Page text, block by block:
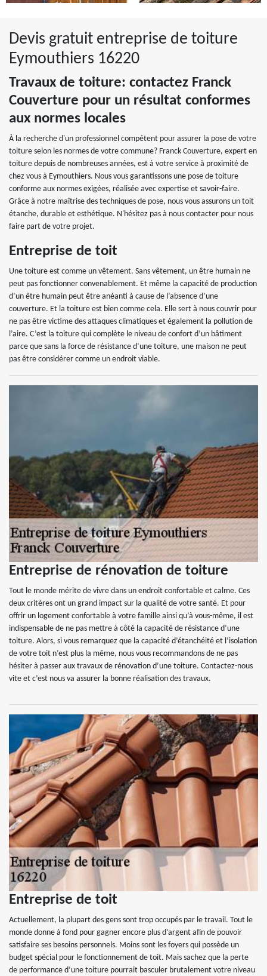
Devis gratuit entreprise de toiture
Eymouthiers 16220
Travaux de toiture: contactez Franck
Couverture pour un résultat conformes
aux normes locales
À la recherche d'un professionnel compétent pour assurer la pose de votre
toiture selon les normes de votre commune? Franck Couverture, expert en
toiture depuis de nombreuses années, est à votre service à proximité de
chez vous à Eymouthiers. Nous vous garantissons une pose de toiture
conforme aux normes exigées, réalisée avec expertise et savoir-faire.
Grâce à notre maîtrise des techniques de pose, nous vous assurons un toit
étanche, durable et esthétique. N'hésitez pas à nous contacter pour nous
faire part de votre projet.
Entreprise de toit
Une toiture est comme un vêtement. Sans vêtement, un être humain ne
peut pas fonctionner convenablement. Et même la capacité de production
d’un être humain peut être anéanti à cause de l’absence d’une
couverture. Et la toiture est bien comme cela. Elle sert à nous couvrir pour
ne pas être victime des attaques climatiques et également la pollution de
l’aire. C’est la toiture qui complète le niveau de confort d’un bâtiment
parce que sans la force de résistance d’une toiture, une maison ne peut
pas être considérer comme un endroit viable.
Entreprise de rénovation de toiture
Tout le monde mérite de vivre dans un endroit confortable et calme. Ces
deux critères ont un grand impact sur la qualité de votre santé. Et pour
offrir un logement confortable à votre famille ainsi qu’à vous-même, il est
indispensable de ne pas mettre à côté la capacité de résistance d’une
toiture. Alors, si vous remarquez que la capacité d’étanchéité et l’isolation
de votre toit n’est plus la même, nous vous recommandons de ne pas
hésiter à passer aux travaux de rénovation d’une toiture. Contactez-nous
vite et c’est nous va assurer la bonne réalisation des travaux.
Entreprise de toit
Actuellement, la plupart des gens sont trop occupés par le travail. Tout le
monde donne à fond pour gagner encore plus d’argent afin de pouvoir
satisfaire ses besoins personnels. Moins sont les foyers qui possède un
budget spécial pour le fonctionnement de toit. Mais sachez que la perte
de performance d’une toiture pourrait basculer brutalement votre niveau